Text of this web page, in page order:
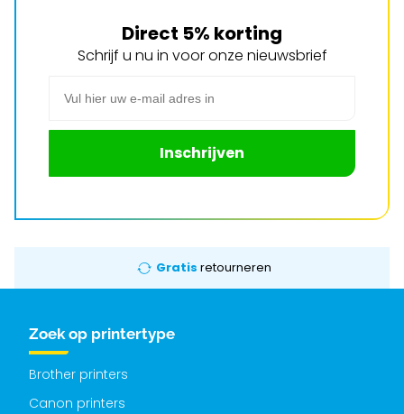
Direct 5% korting
Schrijf u nu in voor onze nieuwsbrief
Inschrijven
Gratis retourneren
Zoek op printertype
Brother printers
Canon printers